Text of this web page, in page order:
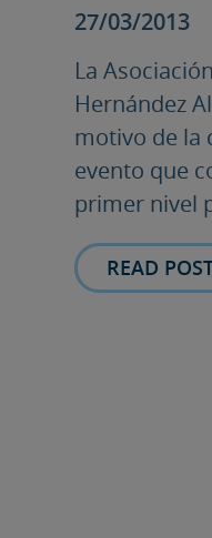
27/03/2013
La
Hernández
motivo de la
evento que
primer nivel
READ